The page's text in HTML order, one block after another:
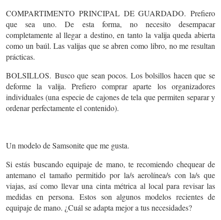
COMPARTIMENTO PRINCIPAL DE GUARDADO. Prefiero
que sea uno. De esta forma, no necesito desempacar
completamente al llegar a destino, en tanto la valija queda abierta
como un baúl. Las valijas que se abren como libro, no me resultan
prácticas.
BOLSILLOS. Busco que sean pocos. Los bolsillos hacen que se
deforme la valija. Prefiero comprar aparte los organizadores
individuales (una especie de cajones de tela que permiten separar y
ordenar perfectamente el contenido).
Un modelo de Samsonite que me gusta.
Si estás buscando equipaje de mano, te recomiendo chequear de
antemano el tamaño permitidopor la/s aerolínea/s con la/s que
viajas, así comollevar una cinta métrica al local para revisar las
medidas en persona. Estos son algunos modelos recientes de
equipaje de mano. ¿Cuál se adapta mejor a tus necesidades?